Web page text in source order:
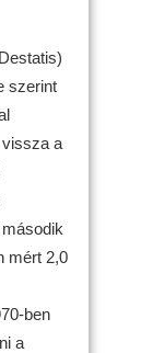
szerint
a
mért 2,0
ben
a